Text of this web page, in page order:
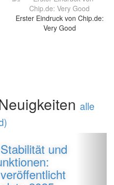
Erster Eindruck von Chip.de:
Very Good
alle
und